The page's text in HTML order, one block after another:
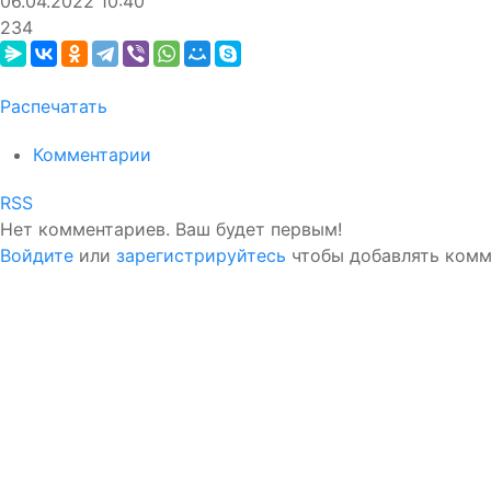
234
Распечатать
Комментарии
RSS
Нет комментариев. Ваш будет первым!
Войдите или зарегистрируйтесь чтобы добавлять